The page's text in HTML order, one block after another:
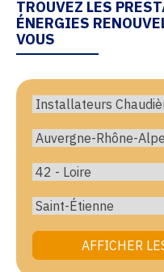
TROUVEZ LES
ÉNERGIES
VOUS